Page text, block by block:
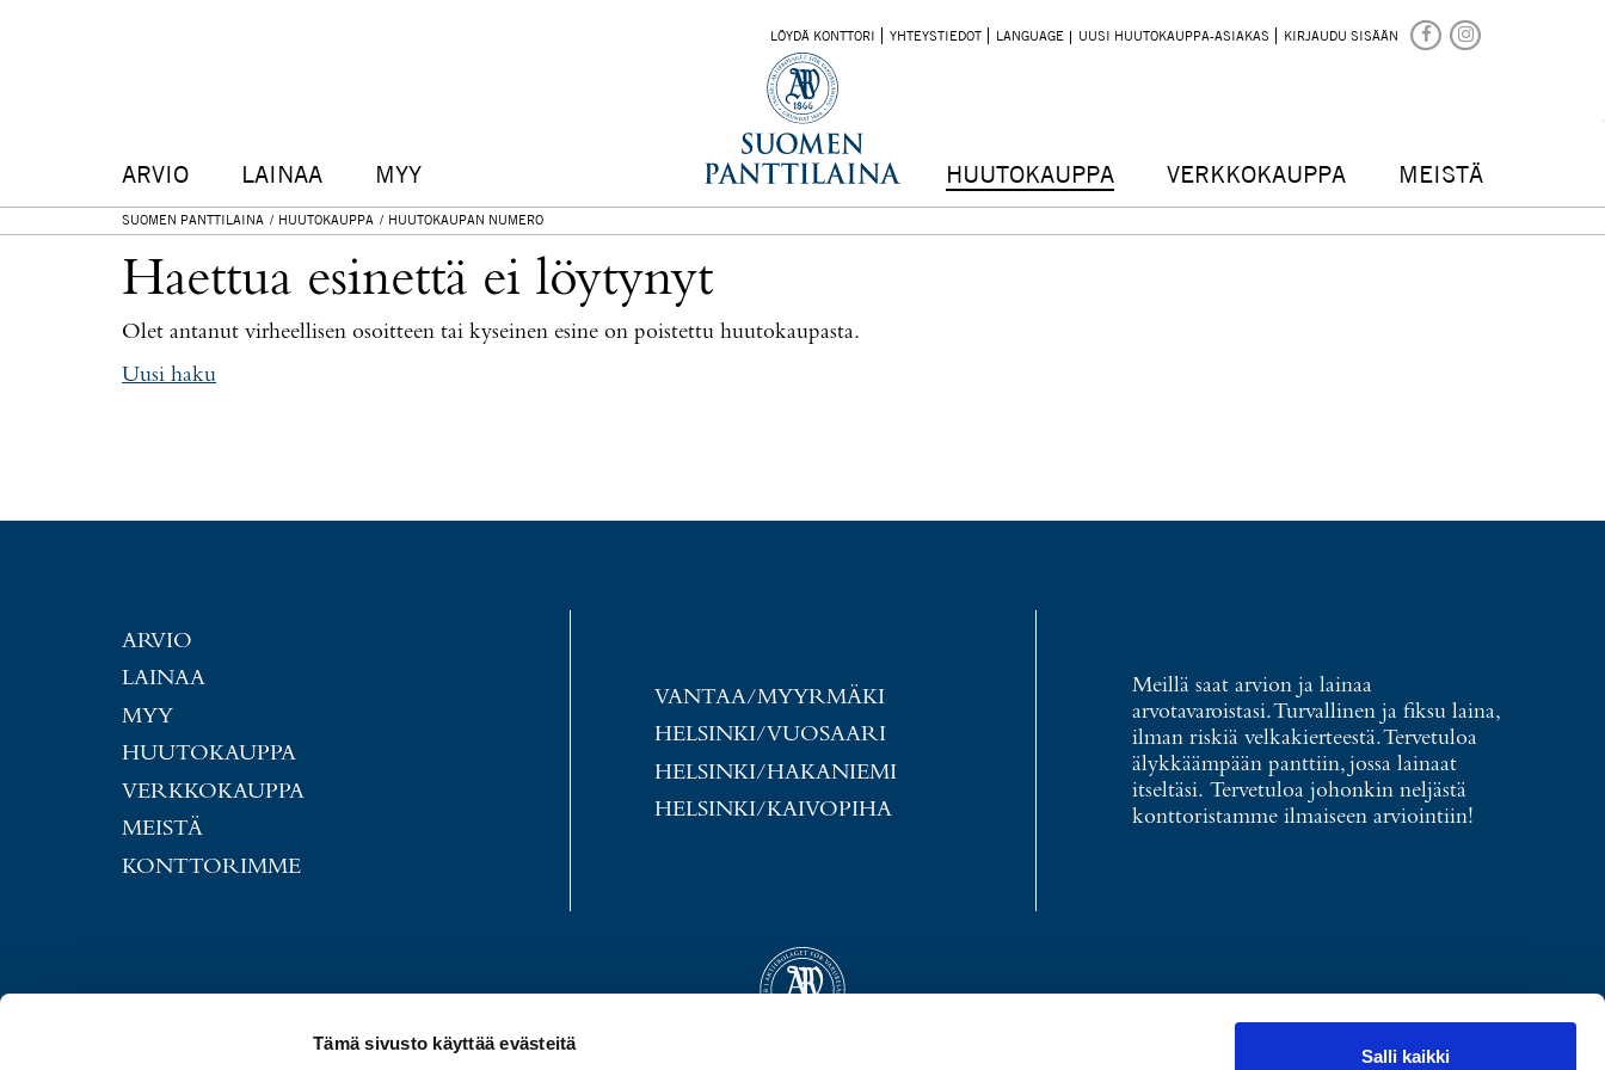
Tämä sivusto käyttää evästeitä
Salli kaikki
LÖYDÄ KONTTORI YHTEYSTIEDOT LANGUAGE UUSI HUUTOKAUPPA-ASIAKAS KIRJAUDU SISÄÄN
ARVIO LAINAA MYY HUUTOKAUPPA VERKKOKAUPPA MEISTÄ
SUOMEN PANTTILAINA HUUTOKAUPPA HUUTOKAUPAN NUMERO
Haettua esinettä ei löytynyt
Olet antanut virheellisen osoitteen tai kyseinen esine on poistettu huutokaupasta.
Uusi haku
ARVIO
LAINAA
MYY
HUUTOKAUPPA
VERKKOKAUPPA
MEISTÄ
KONTTORIMME
VANTAA/MYYRMÄKI
HELSINKI/VUOSAARI
HELSINKI/HAKANIEMI
HELSINKI/KAIVOPIHA
Meillä saat arvion ja lainaa
arvotavaroistasi. Turvallinen ja fiksu laina,
ilman riskiä velkakierteestä. Tervetuloa
älykkäämpään panttiin, jossa lainaat
itseltäsi. Tervetuloa johonkin neljästä
konttoristamme ilmaiseen arviointiin!